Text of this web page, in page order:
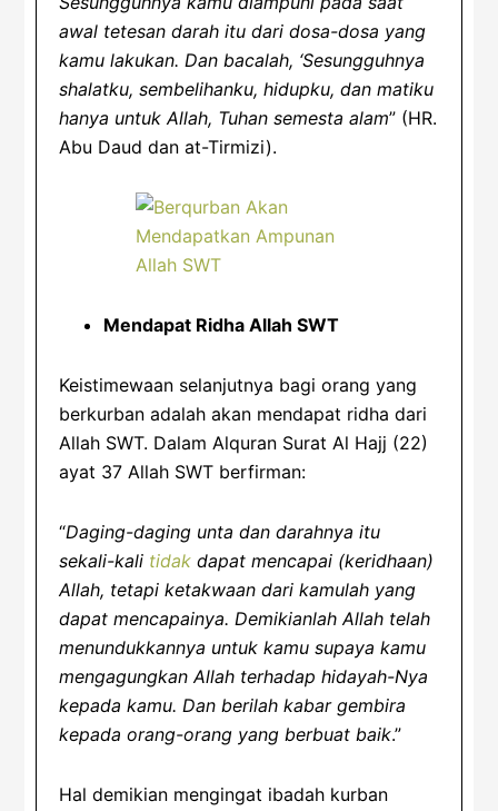
awal tetesan darah itu dari dosa-dosa yang
kamu lakukan. Dan bacalah, ‘Sesungguhnya
shalatku, sembelihanku, hidupku, dan matiku
hanya untuk Allah, Tuhan semesta alam” (HR.
Abu Daud dan at-Tirmizi).
Mendapat Ridha Allah SWT
Keistimewaan selanjutnya bagi orang yang
berkurban adalah akan mendapat ridha dari
Allah SWT. Dalam Alquran Surat Al Hajj (22)
ayat 37 Allah SWT berfirman:
“Daging-daging unta dan darahnya itu
sekali-kali tidak dapat mencapai (keridhaan)
Allah, tetapi ketakwaan dari kamulah yang
dapat mencapainya. Demikianlah Allah telah
menundukkannya untuk kamu supaya kamu
mengagungkan Allah terhadap hidayah-Nya
kepada kamu. Dan berilah kabar gembira
kepada orang-orang yang berbuat baik.”
Hal demikian mengingat ibadah kurban